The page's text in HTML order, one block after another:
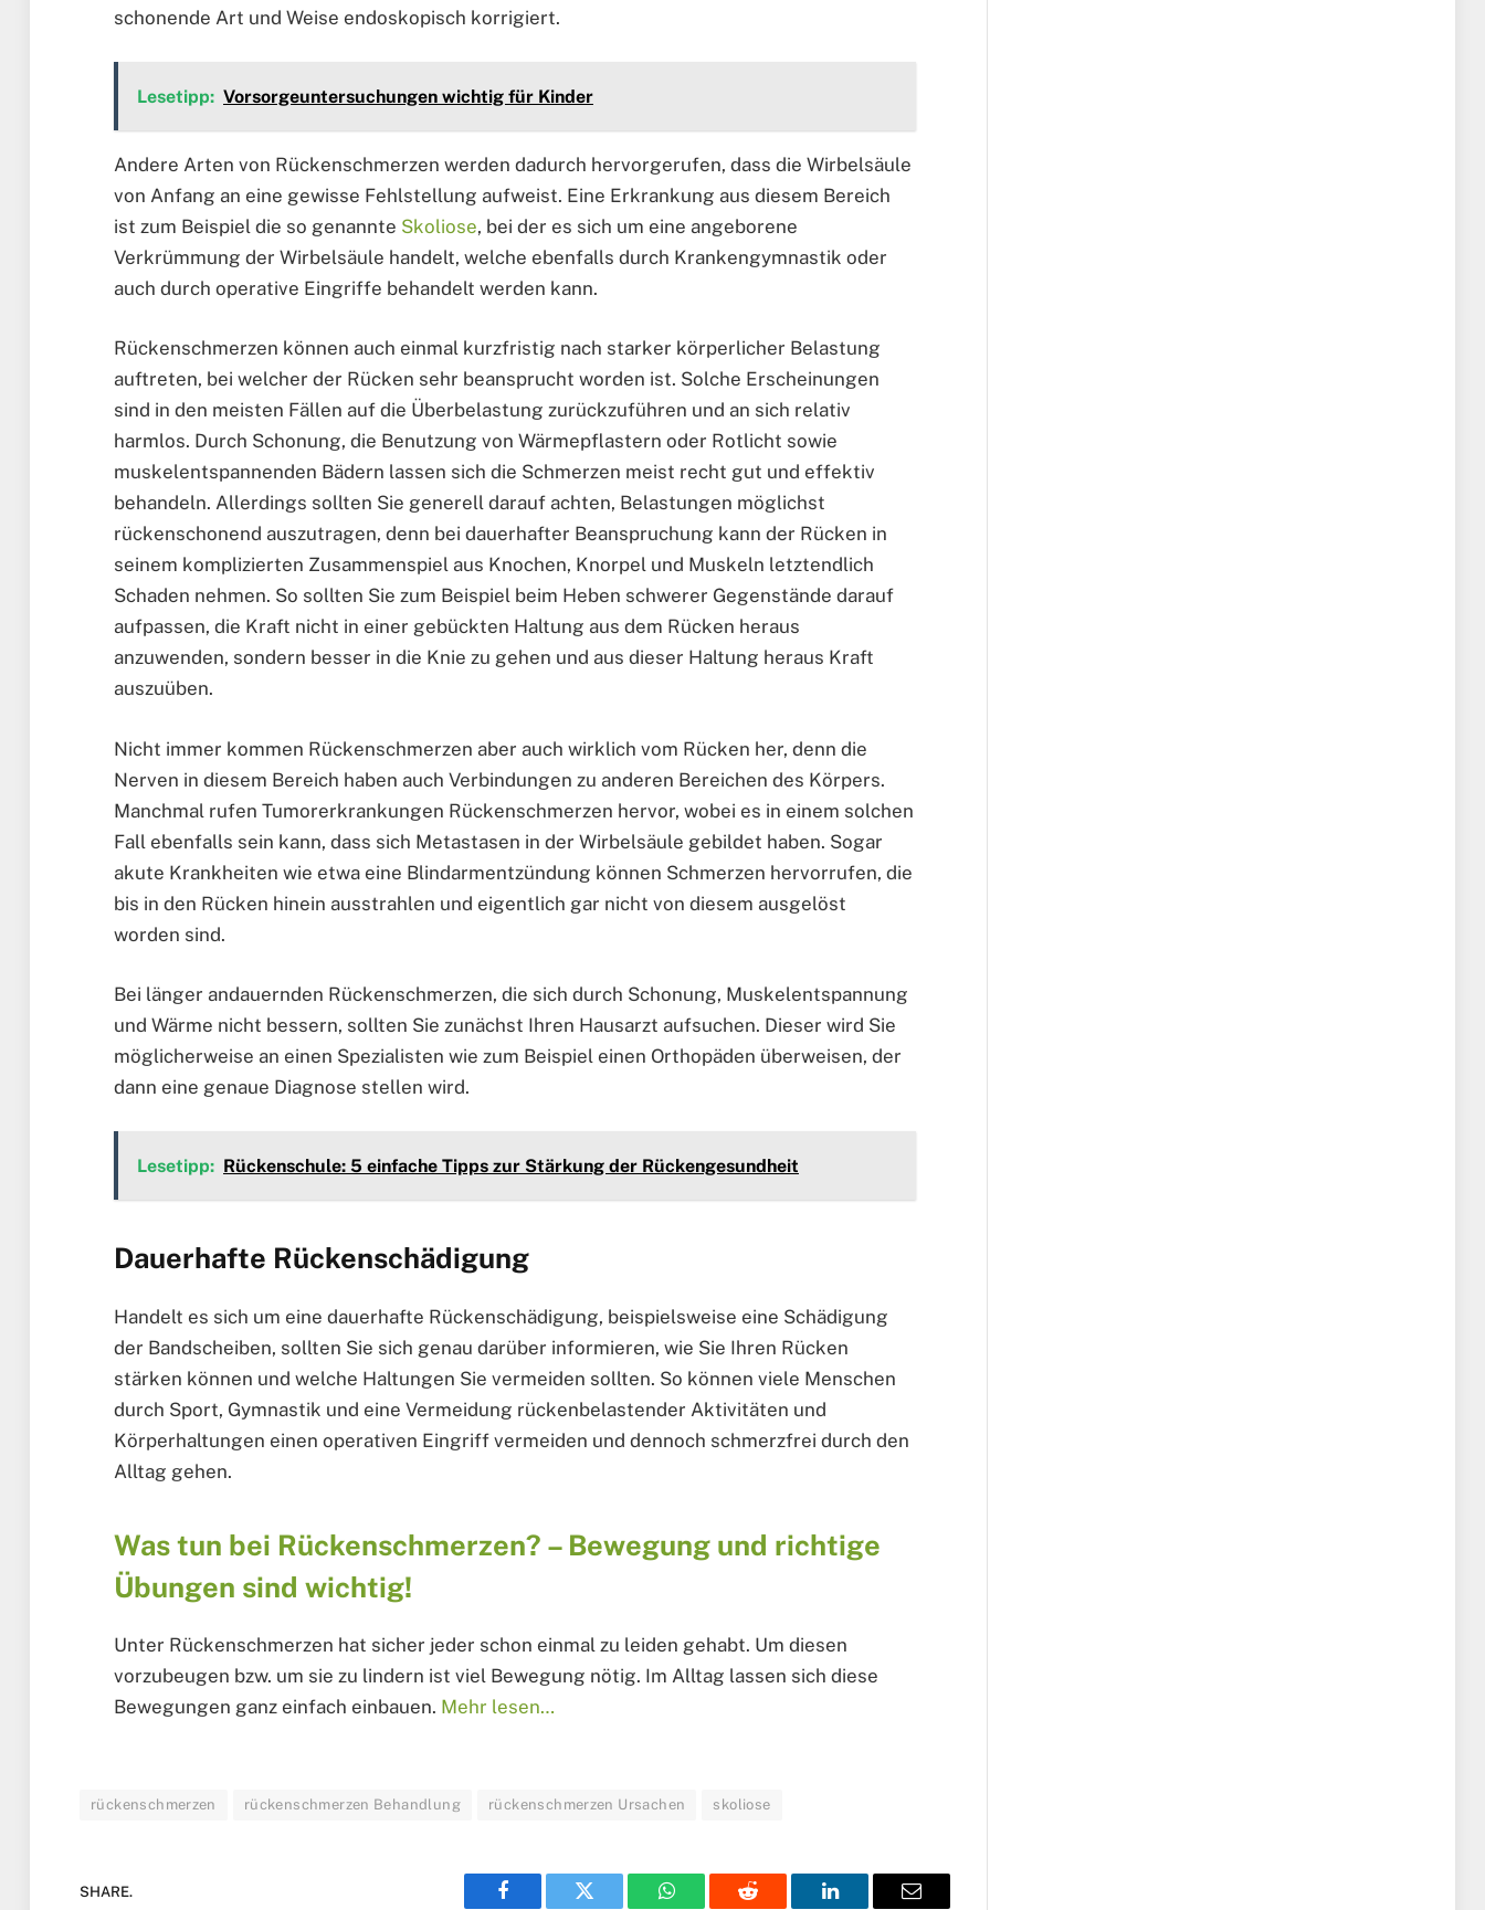
schonende Art und Weise endoskopisch korrigiert.
Lesetipp: Vorsorgeuntersuchungen wichtig für Kinder
Andere Arten von Rückenschmerzen werden dadurch hervorgerufen, dass die Wirbelsäule
von Anfang an eine gewisse Fehlstellung aufweist. Eine Erkrankung aus diesem Bereich
ist zum Beispiel die so genannte Skoliose, bei der es sich um eine angeborene
Verkrümmung der Wirbelsäule handelt, welche ebenfalls durch Krankengymnastik oder
auch durch operative Eingriffe behandelt werden kann.
Rückenschmerzen können auch einmal kurzfristig nach starker körperlicher Belastung
auftreten, bei welcher der Rücken sehr beansprucht worden ist. Solche Erscheinungen
sind in den meisten Fällen auf die Überbelastung zurückzuführen und an sich relativ
harmlos. Durch Schonung, die Benutzung von Wärmepflastern oder Rotlicht sowie
muskelentspannenden Bädern lassen sich die Schmerzen meist recht gut und effektiv
behandeln. Allerdings sollten Sie generell darauf achten, Belastungen möglichst
rückenschonend auszutragen, denn bei dauerhafter Beanspruchung kann der Rücken in
seinem komplizierten Zusammenspiel aus Knochen, Knorpel und Muskeln letztendlich
Schaden nehmen. So sollten Sie zum Beispiel beim Heben schwerer Gegenstände darauf
aufpassen, die Kraft nicht in einer gebückten Haltung aus dem Rücken heraus
anzuwenden, sondern besser in die Knie zu gehen und aus dieser Haltung heraus Kraft
auszuüben.
Nicht immer kommen Rückenschmerzen aber auch wirklich vom Rücken her, denn die
Nerven in diesem Bereich haben auch Verbindungen zu anderen Bereichen des Körpers.
Manchmal rufen Tumorerkrankungen Rückenschmerzen hervor, wobei es in einem solchen
Fall ebenfalls sein kann, dass sich Metastasen in der Wirbelsäule gebildet haben. Sogar
akute Krankheiten wie etwa eine Blindarmentzündung können Schmerzen hervorrufen, die
bis in den Rücken hinein ausstrahlen und eigentlich gar nicht von diesem ausgelöst
worden sind.
Bei länger andauernden Rückenschmerzen, die sich durch Schonung, Muskelentspannung
und Wärme nicht bessern, sollten Sie zunächst Ihren Hausarzt aufsuchen. Dieser wird Sie
möglicherweise an einen Spezialisten wie zum Beispiel einen Orthopäden überweisen, der
dann eine genaue Diagnose stellen wird.
Lesetipp: Rückenschule: 5 einfache Tipps zur Stärkung der Rückengesundheit
Dauerhafte Rückenschädigung
Handelt es sich um eine dauerhafte Rückenschädigung, beispielsweise eine Schädigung
der Bandscheiben, sollten Sie sich genau darüber informieren, wie Sie Ihren Rücken
stärken können und welche Haltungen Sie vermeiden sollten. So können viele Menschen
durch Sport, Gymnastik und eine Vermeidung rückenbelastender Aktivitäten und
Körperhaltungen einen operativen Eingriff vermeiden und dennoch schmerzfrei durch den
Alltag gehen.
Was tun bei Rückenschmerzen? – Bewegung und richtige
Übungen sind wichtig!
Unter Rückenschmerzen hat sicher jeder schon einmal zu leiden gehabt. Um diesen
vorzubeugen bzw. um sie zu lindern ist viel Bewegung nötig. Im Alltag lassen sich diese
Bewegungen ganz einfach einbauen. Mehr lesen…
rückenschmerzen rückenschmerzen Behandlung rückenschmerzen Ursachen skoliose
SHARE.